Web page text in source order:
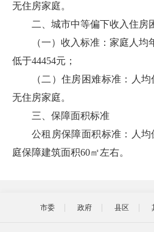
无住房家庭。
二、城市中等偏下收入住房
（一）收入标准：家庭人均
低于44454元；
（二）住房困难标准：人
无住房家庭。
三、保障面积标准
公租房保障面积标准：人
庭保障建筑面积60㎡左右。
市委 政府 县区